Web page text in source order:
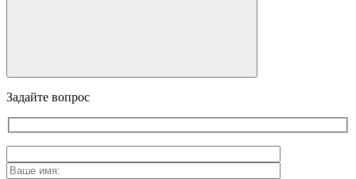
Задайте вопрос